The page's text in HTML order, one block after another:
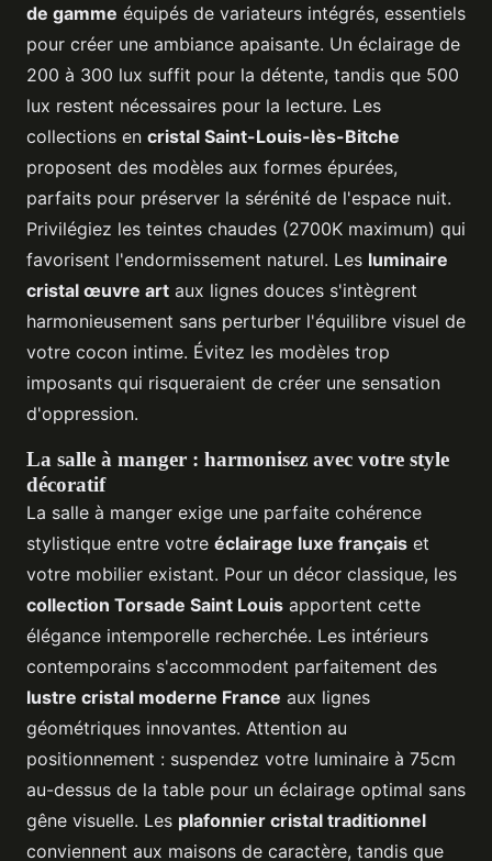
de gamme équipés de variateurs intégrés, essentiels
pour créer une ambiance apaisante. Un éclairage de
200 à 300 lux suffit pour la détente, tandis que 500
lux restent nécessaires pour la lecture. Les
collections en cristal Saint-Louis-lès-Bitche
proposent des modèles aux formes épurées,
parfaits pour préserver la sérénité de l'espace nuit.
Privilégiez les teintes chaudes (2700K maximum) qui
favorisent l'endormissement naturel. Les luminaire
cristal œuvre art aux lignes douces s'intègrent
harmonieusement sans perturber l'équilibre visuel de
votre cocon intime. Évitez les modèles trop
imposants qui risqueraient de créer une sensation
d'oppression.
La salle à manger : harmonisez avec votre style
décoratif
La salle à manger exige une parfaite cohérence
stylistique entre votre éclairage luxe français et
votre mobilier existant. Pour un décor classique, les
collection Torsade Saint Louis apportent cette
élégance intemporelle recherchée. Les intérieurs
contemporains s'accommodent parfaitement des
lustre cristal moderne France aux lignes
géométriques innovantes. Attention au
positionnement : suspendez votre luminaire à 75cm
au-dessus de la table pour un éclairage optimal sans
gêne visuelle. Les plafonnier cristal traditionnel
conviennent aux maisons de caractère, tandis que